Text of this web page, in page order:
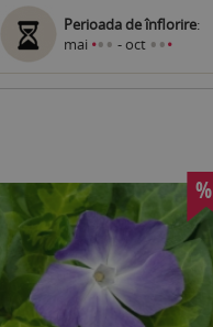
Perioada de înflorire:
mai ••• - oct •••
%